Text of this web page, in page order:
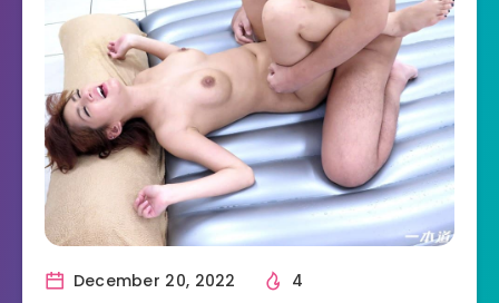
December 20, 2022 4